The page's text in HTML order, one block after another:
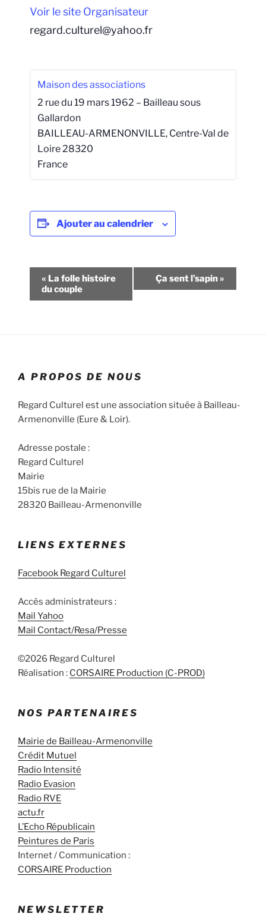
Voir le site Organisateur
regard.culturel@yahoo.fr
Maison des associations
2 rue du 19 mars 1962 – Bailleau sous
Gallardon
BAILLEAU-ARMENONVILLE, Centre-Val de
Loire28320
France
Ajouter au calendrier
v
i
n
É
è
n
e
m
e
t
« La folle histoire
du couple
Ça sent l’sapin »
A PROPOS DE NOUS
Regard Culturel est une association située à Bailleau-
Armenonville (Eure & Loir).
Adresse postale :
Regard Culturel
Mairie
15bis rue de la Mairie
28320 Bailleau-Armenonville
LIENS EXTERNES
Facebook Regard Culturel
Accès administrateurs :
Mail Yahoo
Mail Contact/Resa/Presse
©2026 Regard Culturel
Réalisation : CORSAIRE Production (C-PROD)
NOS PARTENAIRES
Mairie de Bailleau-Armenonville
Crédit Mutuel
Radio Intensité
Radio Evasion
Radio RVE
actu.fr
L’Echo Républicain
Peintures de Paris
Internet / Communication :
CORSAIRE Production
NEWSLETTER